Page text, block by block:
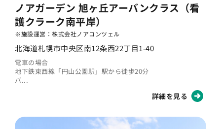
ノアガーデン 旭ヶ丘アーバンクラス（看
護クラーク南平岸）
※施設運営：株式会社ノアコンツェル
北海道札幌市中央区南12条西22丁目1-40
電車の場合
地下鉄東西線「円山公園駅」駅から徒歩20分
バ...
詳細を見る